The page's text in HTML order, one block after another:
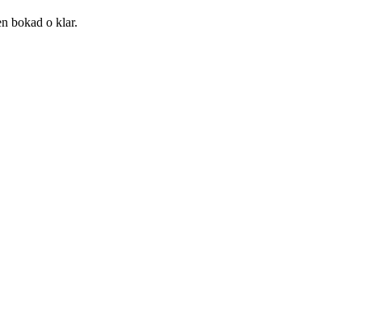
jag sitter på. Tjejresa till våren bokad o klar.